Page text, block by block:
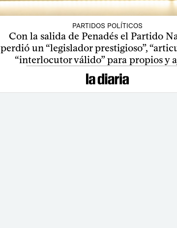
PARTIDOS POLÍTICOS
Con la salida de Penadés el Partido
perdió un “legislador prestigioso”,
“interlocutor válido” para propios y